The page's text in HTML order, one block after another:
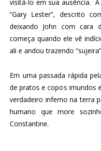
visitá-lo em sua ausência.
“Gary Lester”, descrito
deixando John com cara
começa quando ele vê
ali e andou trazendo
Em uma passada rápida
de pratos e copos imundos
verdadeiro inferno na terra
humano que more
Constantine.